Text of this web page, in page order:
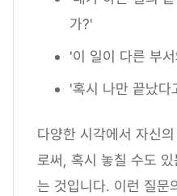
가?'
'이 일이 다른 부
'혹시 나만 끝났다
다양한 시각에서 자신
로써, 혹시 놓칠 수도
는 것입니다. 이런 질문